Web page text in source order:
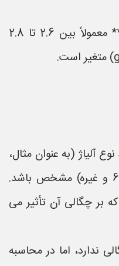
* **چگالی آلیاژهای آلومینیوم:** معمولاً بین 2.6 تا 2.8
آلیاژ (به عنوان مثال،
آلیاژ 1050، 3003، 5052، 6061 و غیره) مشخص باشد.
که بر چگالی آن تأثیر می
ندارد، اما در محاسبه